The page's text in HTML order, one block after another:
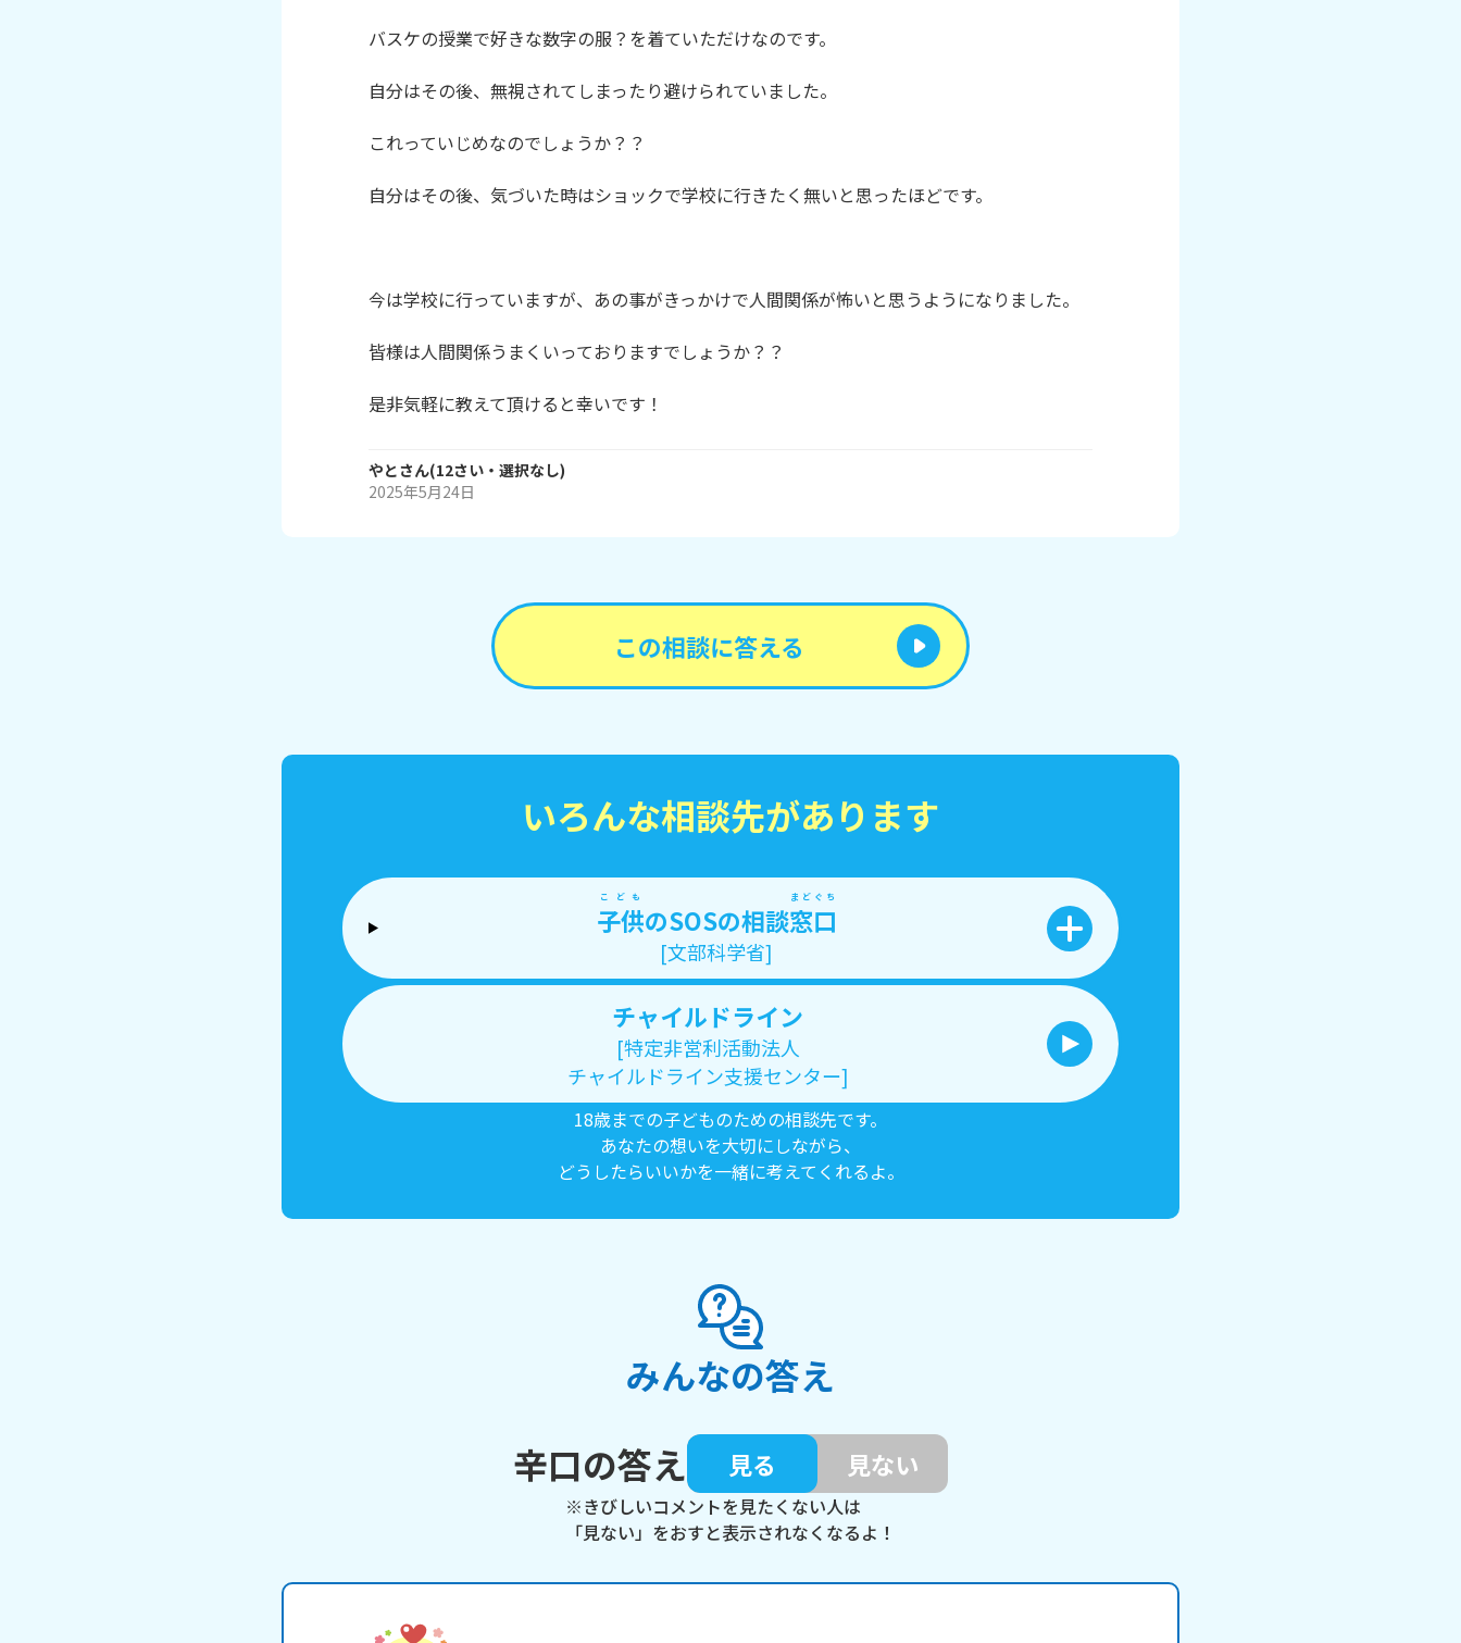
バスケの授業で好きな数字の服？を着ていただけなのです。
自分はその後、無視されてしまったり避けられていました。
これっていじめなのでしょうか？？
自分はその後、気づいた時はショックで学校に行きたく無いと思ったほどです。
今は学校に行っていますが、あの事がきっかけで人間関係が怖いと思うようになりました。
皆様は人間関係うまくいっておりますでしょうか？？
是非気軽に教えて頂けると幸いです！
やとさん(12さい・ 選択なし)
2025年5月24日
この相談に答える
いろんな相談先があります
子供
こども
のSOSの相談窓口
まどぐち
[文部科学省]
チャイルドライン
[特定非営利活動法人
チャイルドライン支援センター]
18歳までの子どものための相談先です。
あなたの想いを大切にしながら、
どうしたらいいかを一緒に考えてくれるよ。
みんなの答え
辛口の答え
見る 見ない
※きびしいコメントを見たくない人は
「見ない」をおすと表示されなくなるよ！